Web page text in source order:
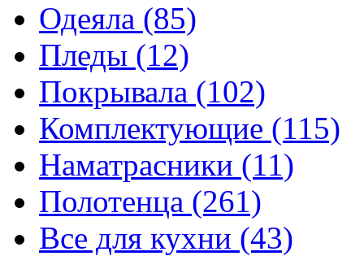
Одеяла (85)
Пледы (12)
Покрывала (102)
Комплектующие (115)
Наматрасники (11)
Полотенца (261)
Все для кухни (43)